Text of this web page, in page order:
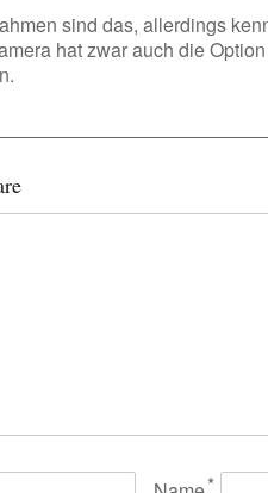
sind das, allerdings
hat zwar auch die
*